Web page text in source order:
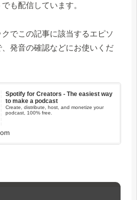
も配信しています。
でこの記事に該当するエピソ
発音の確認などにお使いくだ
Spotify for Creators - The easiest way
to make a podcast
Create, distribute, host, and monetize your
podcast, 100% free.